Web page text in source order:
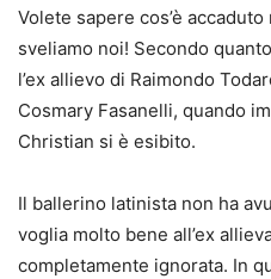
Volete sapere cos’è
sveliamo noi! Secondo
l’ex allievo di Raimondo
Cosmary Fasanelli, quando
Christian si è esibito.
Il ballerino latinista non ha
voglia molto bene all’ex
completamente ignorata. In